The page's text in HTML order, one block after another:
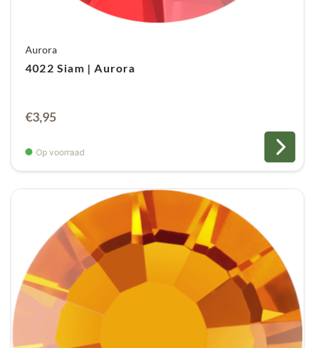
Aurora
4022 Siam | Aurora
€3,95
Op voorraad